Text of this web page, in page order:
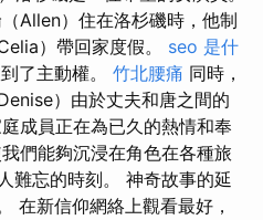
Allen）住在洛杉磯時，他制
）帶回家度假。 seo 是什
了主動權。 竹北腰痛 同時，
）由於丈夫和唐之間的
成員正在為已久的熱情和奉
們能夠沉浸在角色在各種旅
難忘的時刻。 神奇故事的延
在新信仰網絡上觀看最好，